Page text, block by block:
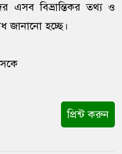
এসব বিভ্রান্তিকর তথ্য ও
জানানো হচ্ছে।
প্রিন্ট করুন